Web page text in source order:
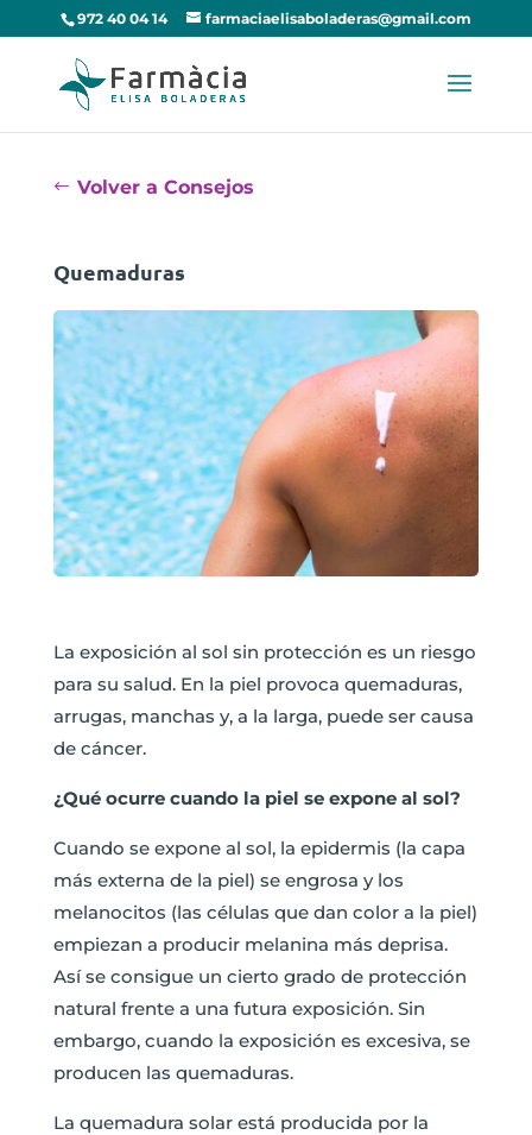
972 40 04 14 farmaciaelisaboladeras@gmail.com
Volver a Consejos
Quemaduras
La exposición al sol sin protección es un riesgo
para su salud. En la piel provoca quemaduras,
arrugas, manchas y, a la larga, puede ser causa
de cáncer.
¿Qué ocurre cuando la piel se expone al sol?
Cuando se expone al sol, la epidermis (la capa
más externa de la piel) se engrosa y los
melanocitos (las células que dan color a la piel)
empiezan a producir melanina más deprisa.
Así se consigue un cierto grado de protección
natural frente a una futura exposición. Sin
embargo, cuando la exposición es excesiva, se
producen las quemaduras.
La quemadura solar está producida por la